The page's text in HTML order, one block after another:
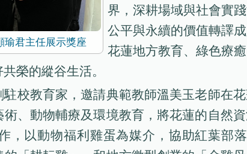
瑜君主任展示獎座
界，深耕場域與社會實
公平與永續的價值轉譯
花蓮地方教育、綠色療
榮的縱谷生活。
校教育家，邀請典範教師溫美玉老師在
、動物輔療及環境教育，將花蓮的自然
，以動物福利雞蛋為媒介，協助紅葉部